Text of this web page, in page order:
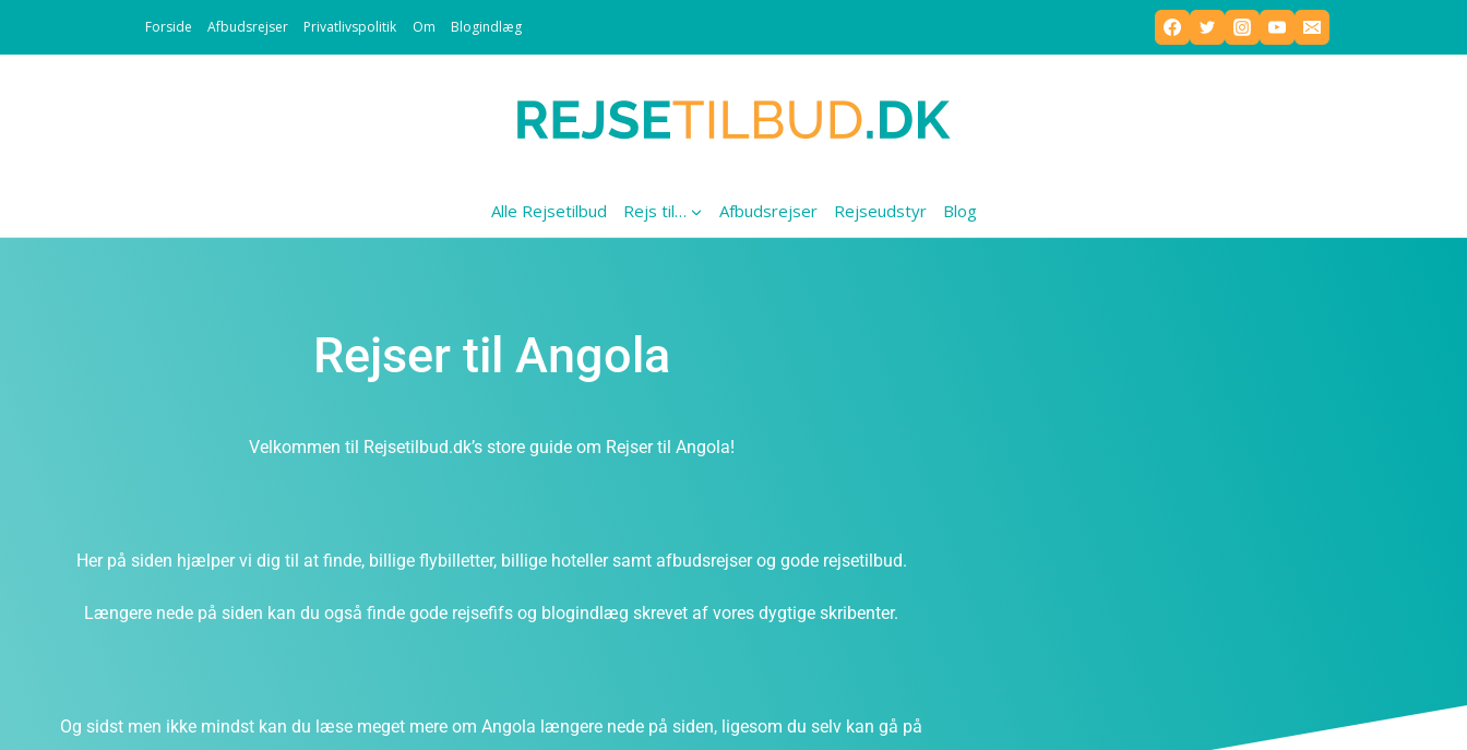
Forside Afbudsrejser Privatlivspolitik Om Blogindlæg
Alle Rejsetilbud Rejs til… Afbudsrejser Rejseudstyr Blog
Rejser til Angola
Velkommen til Rejsetilbud.dk’s store guide om Rejser til Angola!
Her på siden hjælper vi dig til at finde, billige flybilletter, billige hoteller samt afbudsrejser og gode rejsetilbud.
Længere nede på siden kan du også finde gode rejsefifs og blogindlæg skrevet af vores dygtige skribenter.
Og sidst men ikke mindst kan du læse meget mere om Angola længere nede på siden, ligesom du selv kan gå på